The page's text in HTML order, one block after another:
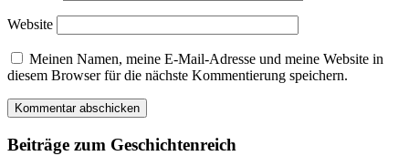
Website
Meinen Namen, meine E-Mail-Adresse und meine Website in
diesem Browser für die nächste Kommentierung speichern.
Beiträge zum Geschichtenreich